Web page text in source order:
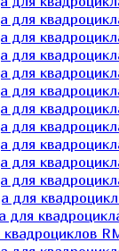
для
для
для
для
для
для
для
для
для